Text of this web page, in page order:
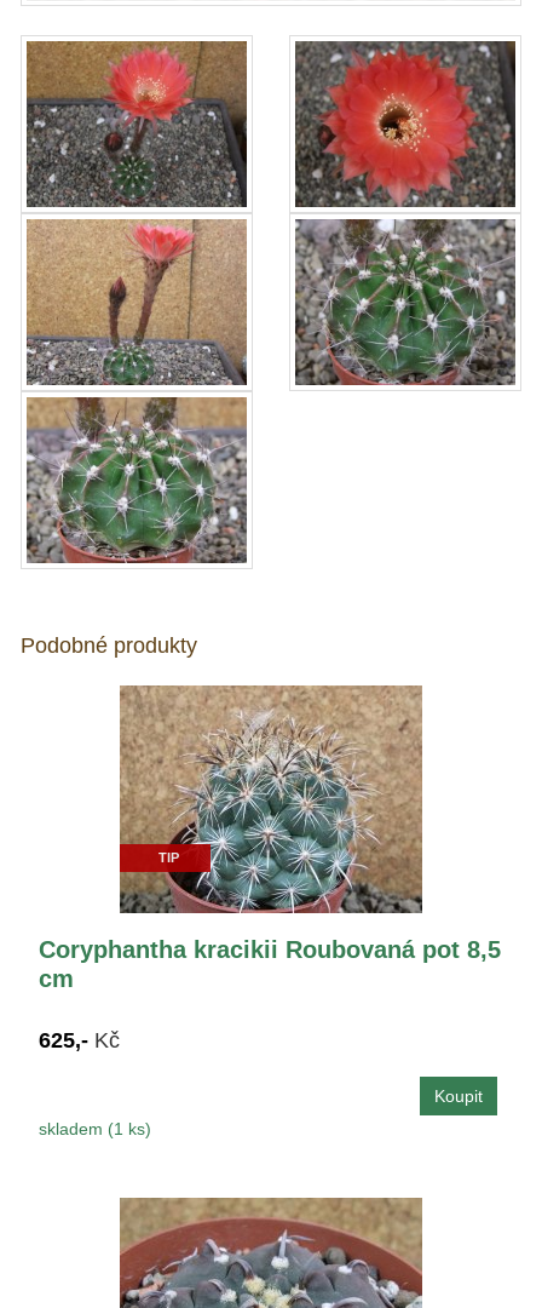
Podobné produkty
TIP
Coryphantha kracikii Roubovaná pot 8,5
cm
625,- Kč
skladem (1 ks)